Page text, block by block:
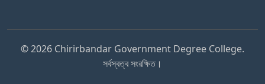
© 2026 Chirirbandar Government Degree College.
সর্বস্বত্ব সংরক্ষিত।